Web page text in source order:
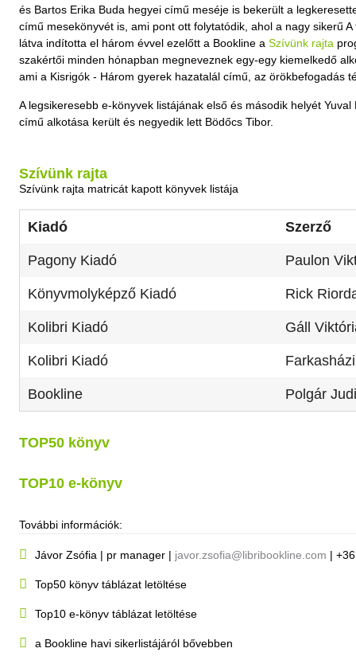
és Bartos Erika Buda hegyei című meséje is bekerült a
című mesekönyvét is, ami pont ott folytatódik, ahol a nagy sikerű
látva indította el három évvel ezelőtt a Bookline a Szívünk rajta
szakértői minden hónapban megneveznek egy-egy kiemelkedő
ami a Kisrigók - Három gyerek hazatalál című, az örökbefogadás
A legsikeresebb e-könyvek listájának első és második helyét
című alkotása került és negyedik lett Bödőcs Tibor.
Szívünk rajta
Szívünk rajta matricát kapott könyvek listája
Kiadó Szerző
Pagony Kiadó Paulon
Könyvmolyképző Kiadó Rick
Kolibri Kiadó Gáll
Kolibri Kiadó
Bookline Polgár
TOP50 könyv
TOP10 e-könyv
További információk:
 Jávor Zsófia | pr manager | javor.zsofia@libribookline.com |
 Top50 könyv táblázat letöltése
 Top10 e-könyv táblázat letöltése
 a Bookline havi sikerlistájáról bővebben